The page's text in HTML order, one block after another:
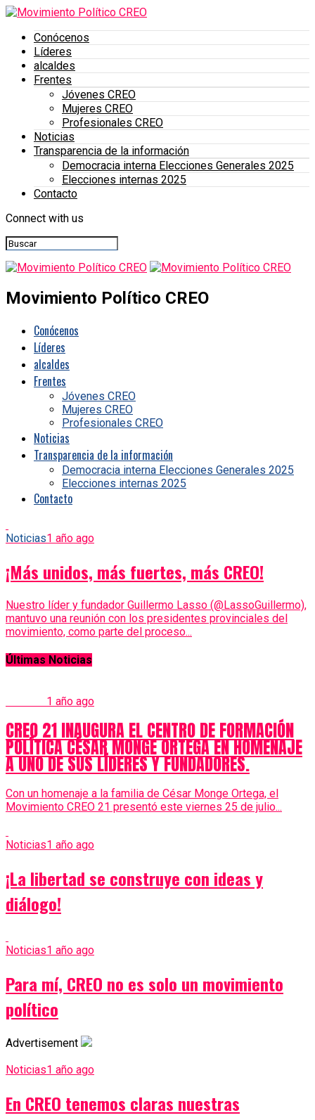
Conócenos
Líderes
alcaldes
Frentes
Jóvenes CREO
Mujeres CREO
Profesionales CREO
Noticias
Transparencia de la información
Democracia interna Elecciones Generales 2025
Elecciones internas 2025
Contacto
Connect with us
Movimiento Político CREO
Conócenos
Líderes
alcaldes
Frentes
Jóvenes CREO
Mujeres CREO
Profesionales CREO
Noticias
Transparencia de la información
Democracia interna Elecciones Generales 2025
Elecciones internas 2025
Contacto
Noticias1 año ago
¡Más unidos, más fuertes, más CREO!
Nuestro líder y fundador Guillermo Lasso (@LassoGuillermo),
mantuvo una reunión con los presidentes provinciales del
movimiento, como parte del proceso...
Últimas Noticias
1 año ago
CREO 21 INAUGURA EL CENTRO DE FORMACIÓN
POLÍTICA CÉSAR MONGE ORTEGA EN HOMENAJE
A UNO DE SUS LÍDERES Y FUNDADORES.
Con un homenaje a la familia de César Monge Ortega, el
Movimiento CREO 21 presentó este viernes 25 de julio...
Noticias1 año ago
¡La libertad se construye con ideas y
diálogo!
Noticias1 año ago
Para mí, CREO no es solo un movimiento
político
Advertisement
Noticias1 año ago
En CREO tenemos claras nuestras